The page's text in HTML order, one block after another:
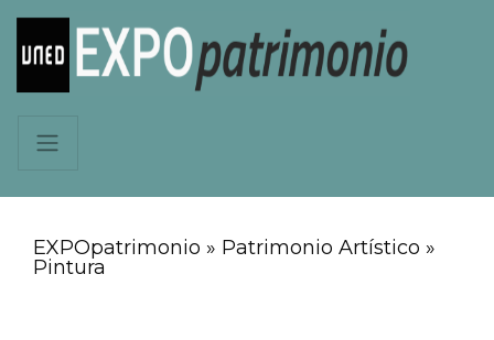
EXPOpatrimonio » Patrimonio Artístico »
Pintura